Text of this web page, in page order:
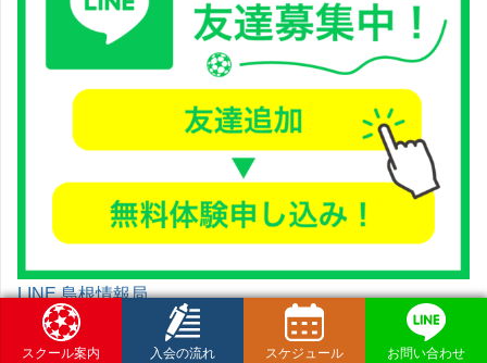
LINE 島根情報局
スクール案内 入会の流れ スケジュール お問い合わせ